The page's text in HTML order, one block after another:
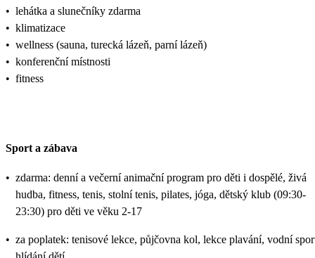
• lehátka a slunečníky zdarma
• klimatizace
• wellness (sauna, turecká lázeň, parní lázeň)
• konferenční místnosti
• fitness
Sport a zábava
• zdarma: denní a večerní animační program pro děti i dospělé, živá
hudba, fitness, tenis, stolní tenis, pilates, jóga, dětský klub (09:30-
23:30) pro děti ve věku 2-17
• za poplatek: tenisové lekce, půjčovna kol, lekce plavání, vodní